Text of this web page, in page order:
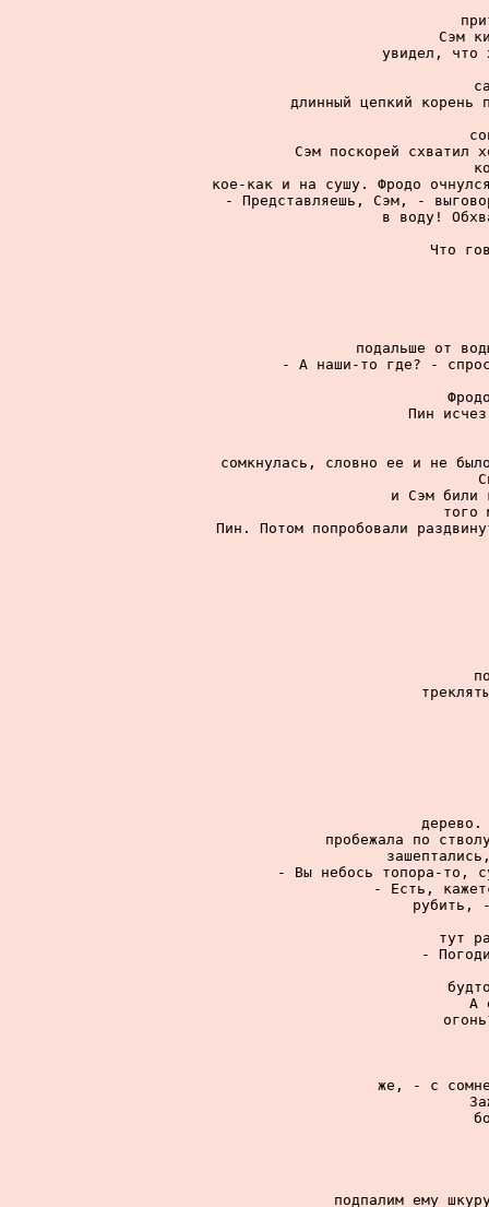
Сэм
увидел, что
длинный цепкий корень
Сэм поскорей схватил
кое-как и на сушу. Фродо
- Представляешь, Сэм, -
в воду!
Что
подальше от
- А наши-то где? -
Пин
сомкнулась, словно ее и не
и Сэм били
того
Пин. Потом попробовали
дерево.
пробежала по
- Вы небось топора-то,
- Есть,
рубить,
тут
-
А
же, - с
подпалим ему